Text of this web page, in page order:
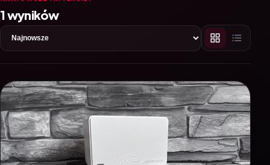
1 wyników